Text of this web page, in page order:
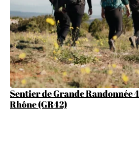
Sentier de Grande Randonnée
Rhône (GR42)